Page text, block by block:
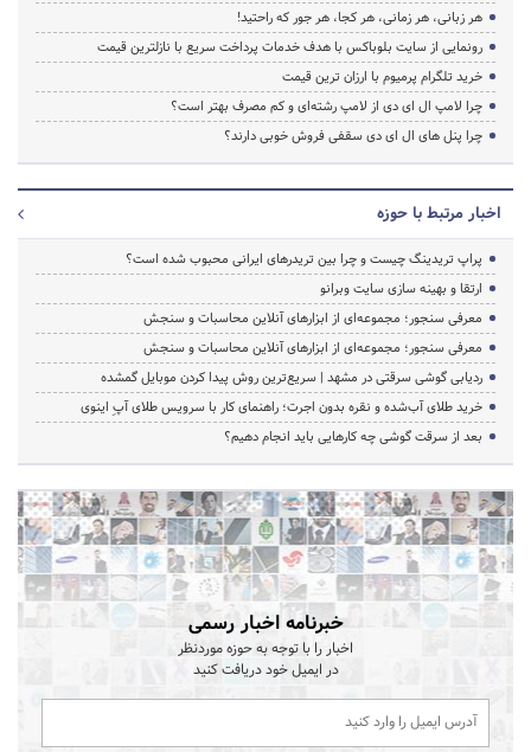
هر زبانی، هر زمانی، هر کجا، هر جور که راحتید!
رونمایی از سایت بلوباکس با هدف خدمات پرداخت سریع با نازلترین قیمت
خرید تلگرام پرمیوم با ارزان ترین قیمت
چرا لامپ ال ای دی از لامپ رشته‌ای و کم مصرف بهتر است؟
چرا پنل های ال ای دی سقفی فروش خوبی دارند؟
اخبار مرتبط با حوزه
پراپ تریدینگ چیست و چرا بین تریدرهای ایرانی محبوب شده است؟
ارتقا و بهینه سازی سایت وبرانو
معرفی سنجور؛ مجموعه‌ای از ابزارهای آنلاین محاسبات و سنجش
معرفی سنجور؛ مجموعه‌ای از ابزارهای آنلاین محاسبات و سنجش
ردیابی گوشی سرقتی در مشهد | سریع‌ترین روش پیدا کردن موبایل گمشده
خرید طلای آب‌شده و نقره بدون اجرت؛ راهنمای کار با سرویس طلای آپِ اینوی
بعد از سرقت گوشی چه کارهایی باید انجام دهیم؟
خبرنامه اخبار رسمی
اخبار را با توجه به حوزه موردنظر
در ایمیل خود دریافت کنید